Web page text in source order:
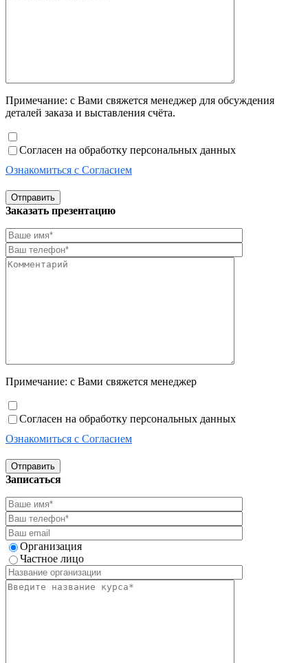
Примечание: с Вами свяжется менеджер для обсуждения
деталей заказа и выставления счёта.
Согласен на обработку персональных данных
Ознакомиться с Согласием
Отправить
Заказать презентацию
Примечание: с Вами свяжется менеджер
Согласен на обработку персональных данных
Ознакомиться с Согласием
Отправить
Записаться
Организация
Частное лицо